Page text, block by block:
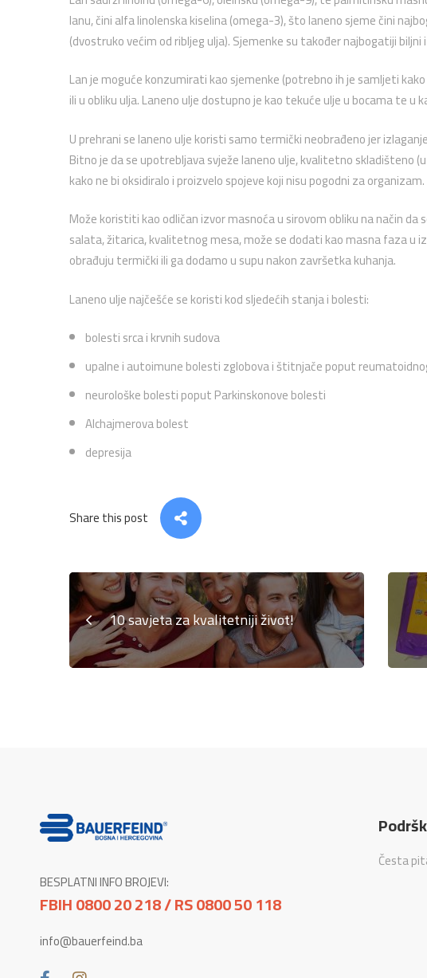
lanu, čini alfa linolenska kiselina (omega-3), što laneno sjeme čini
(dvostruko većim od ribljeg ulja). Sjemenke su također najbogatiji
Lan je moguće konzumirati kao sjemenke (potrebno ih je samljeti
ili u obliku ulja. Laneno ulje dostupno je kao tekuće ulje u bocama te
U prehrani se laneno ulje koristi samo termički neobrađeno jer
Bitno je da se upotrebljava svježe laneno ulje, kvalitetno skladišteno
kako ne bi oksidiralo i proizvelo spojeve koji nisu pogodni za organizam.
Može koristiti kao odličan izvor masnoća u sirovom obliku na način
salata, žitarica, kvalitetnog mesa, može se dodati kao masna faza u
obrađuju termički ili ga dodamo u supu nakon završetka kuhanja.
Laneno ulje najčešće se koristi kod sljedećih stanja i bolesti:
bolesti srca i krvnih sudova
upalne i autoimune bolesti zglobova i štitnjače poput
neurološke bolesti poput Parkinskonove bolesti
Alchajmerova bolest
depresija
Share this post
10 savjeta za kvalitetniji život!
BESPLATNI INFO BROJEVI:
FBIH 0800 20 218 / RS 0800 50 118
info@bauerfeind.ba
Česta